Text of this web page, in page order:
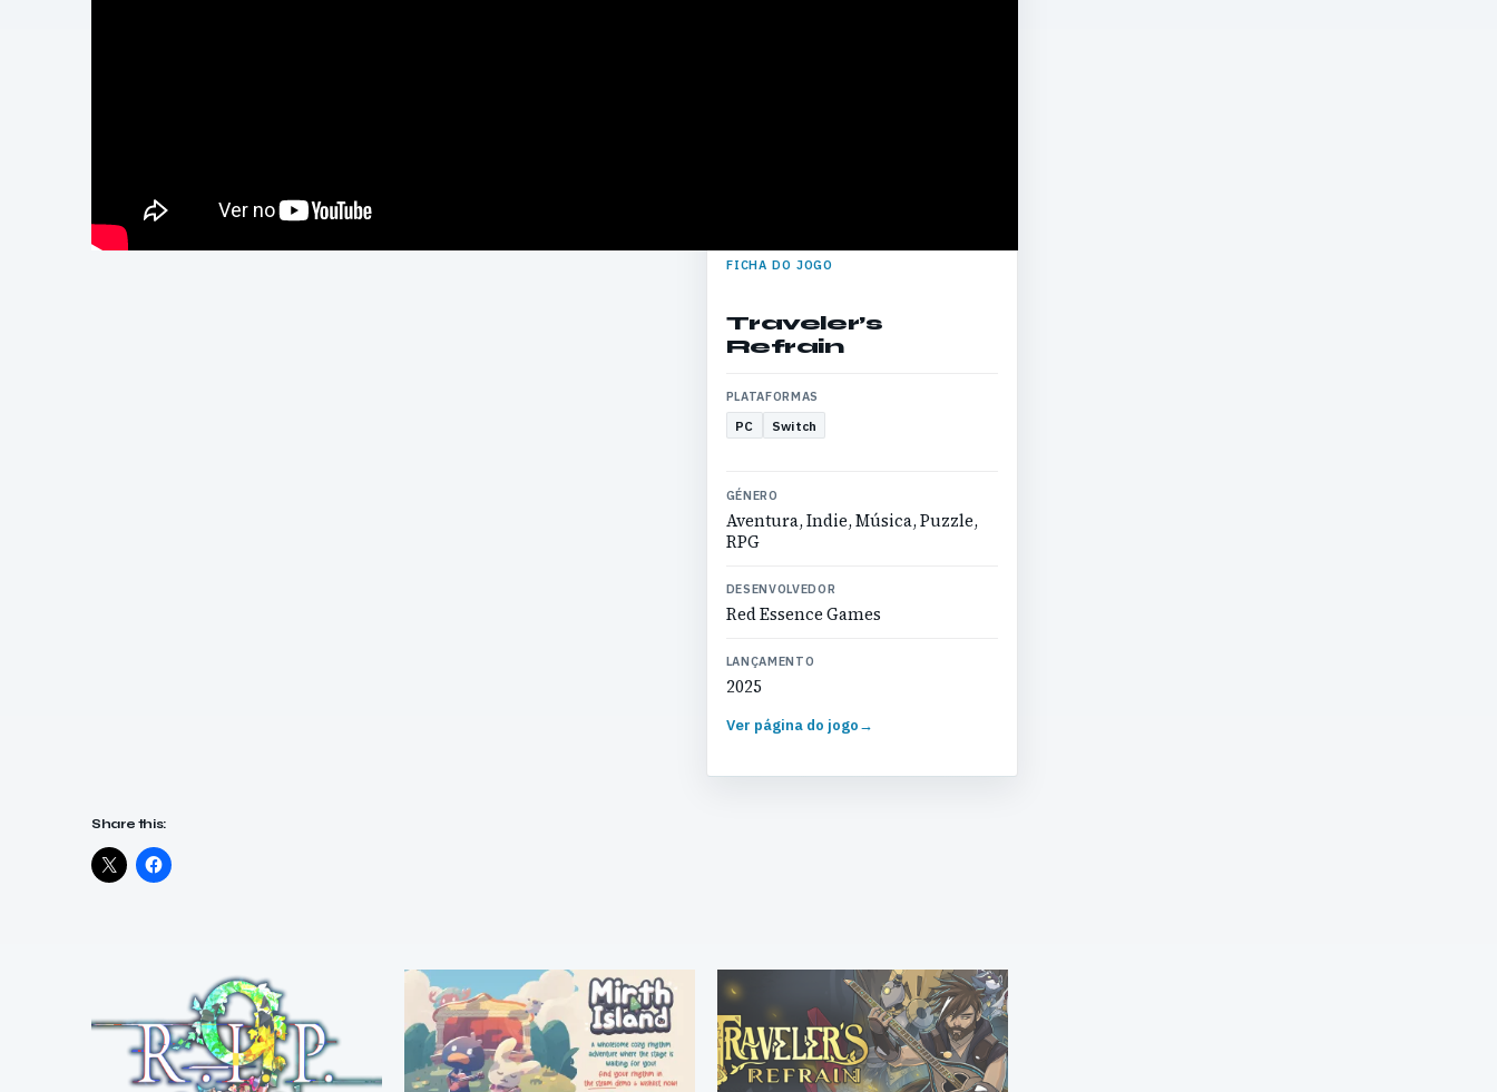
FICHA DO JOGO
Traveler’s
Refrain
PLATAFORMAS
PC Switch
GÉNERO
Aventura, Indie, Música, Puzzle,
RPG
DESENVOLVEDOR
Red Essence Games
LANÇAMENTO
2025
Ver página do jogo→
Share this: